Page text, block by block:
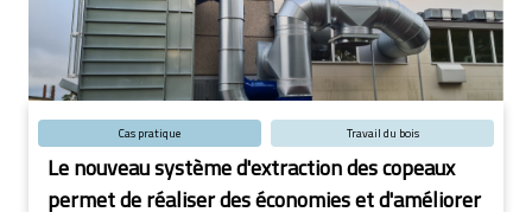
Cas pratique Travail du bois
Le nouveau système d'extraction des copeaux
permet de réaliser des économies et d'améliorer